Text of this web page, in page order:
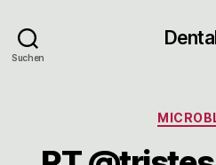
Suchen